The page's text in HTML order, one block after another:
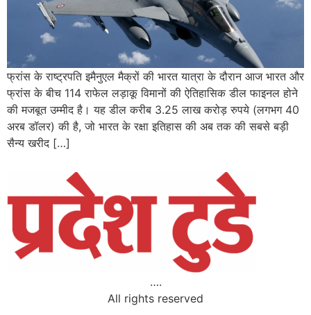
फ्रांस के राष्ट्रपति इमैनुएल मैक्रों की भारत यात्रा के दौरान आज भारत और
फ्रांस के बीच 114 राफेल लड़ाकू विमानों की ऐतिहासिक डील फाइनल होने
की मजबूत उम्मीद है। यह डील करीब 3.25 लाख करोड़ रुपये (लगभग 40
अरब डॉलर) की है, जो भारत के रक्षा इतिहास की अब तक की सबसे बड़ी
सैन्य खरीद […]
….
All rights reserved